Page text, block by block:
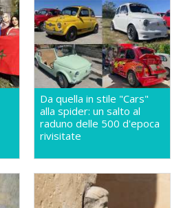
Da quella in stile "Cars"
alla spider: un salto al
raduno delle 500 d'epoca
rivisitate